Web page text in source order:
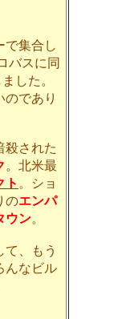
で集合し
バスに同
した。
であり
殺された
。北米最
ト 。ショ
のエンパ
ウン。
、もう
んなビル